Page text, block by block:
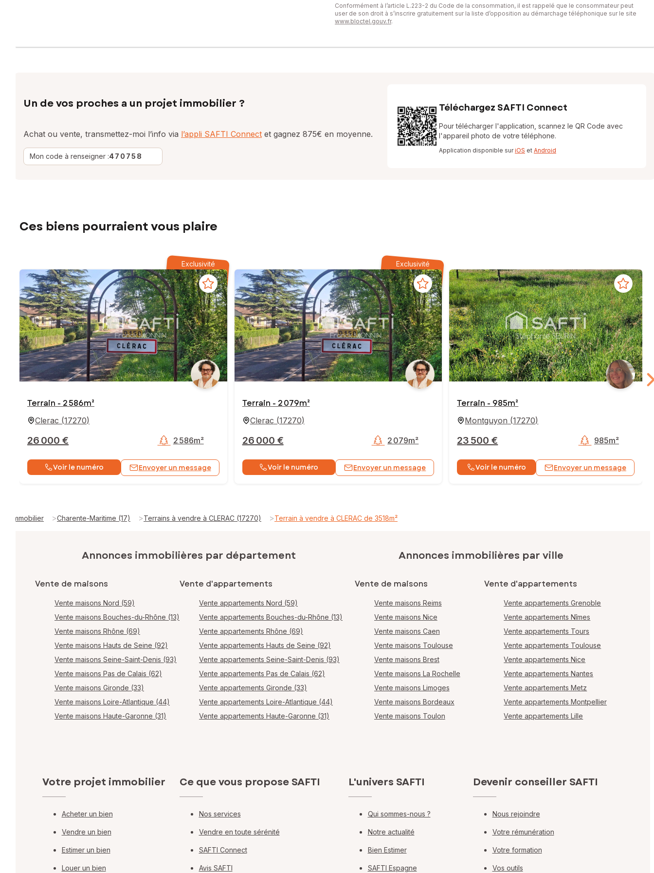
Conformément à l’article L.223-2 du Code de la consommation, il est rappelé que le consommateur peut
user de son droit à s’inscrire gratuitement sur la liste d’opposition au démarchage téléphonique sur le site
www.bloctel.gouv.fr.
Un de vos proches a un projet immobilier ?
Achat ou vente, transmettez-moi l’info via l’appli SAFTI Connect et gagnez 875€ en moyenne.
Mon code à renseigner :470758
Téléchargez SAFTI Connect
Pour télécharger l'application, scannez le QR Code avec
l'appareil photo de votre téléphone.
Application disponible suriOS et Android
Ces biens pourraient vous plaire
Exclusivité
Terrain - 2 586m²
Clerac (17270)
26 000 € 2 586m²
Voir le numéro Envoyer un message
Exclusivité
Terrain - 2 079m²
Clerac (17270)
26 000 € 2 079m²
Voir le numéro Envoyer un message
Terrain - 985m²
Montguyon (17270)
23 500 € 985m²
Voir le numéro Envoyer un message
Immobilier >Charente-Maritime (17) >Terrains à vendre à CLERAC (17270) >Terrain à vendre à CLERAC de 3518m²
Annonces immobilières par département
Vente de maisons
Vente maisons Nord (59)
Vente maisons Bouches-du-Rhône (13)
Vente maisons Rhône (69)
Vente maisons Hauts de Seine (92)
Vente maisons Seine-Saint-Denis (93)
Vente maisons Pas de Calais (62)
Vente maisons Gironde (33)
Vente maisons Loire-Atlantique (44)
Vente maisons Haute-Garonne (31)
Vente d'appartements
Vente appartements Nord (59)
Vente appartements Bouches-du-Rhône (13)
Vente appartements Rhône (69)
Vente appartements Hauts de Seine (92)
Vente appartements Seine-Saint-Denis (93)
Vente appartements Pas de Calais (62)
Vente appartements Gironde (33)
Vente appartements Loire-Atlantique (44)
Vente appartements Haute-Garonne (31)
Annonces immobilières par ville
Vente de maisons
Vente maisons Reims
Vente maisons Nice
Vente maisons Caen
Vente maisons Toulouse
Vente maisons Brest
Vente maisons La Rochelle
Vente maisons Limoges
Vente maisons Bordeaux
Vente maisons Toulon
Vente d'appartements
Vente appartements Grenoble
Vente appartements Nîmes
Vente appartements Tours
Vente appartements Toulouse
Vente appartements Nice
Vente appartements Nantes
Vente appartements Metz
Vente appartements Montpellier
Vente appartements Lille
Votre projet immobilier
Acheter un bien
Vendre un bien
Estimer un bien
Louer un bien
Ce que vous propose SAFTI
Nos services
Vendre en toute sérénité
SAFTI Connect
Avis SAFTI
L'univers SAFTI
Qui sommes-nous ?
Notre actualité
Bien Estimer
SAFTI Espagne
Devenir conseiller SAFTI
Nous rejoindre
Votre rémunération
Votre formation
Vos outils